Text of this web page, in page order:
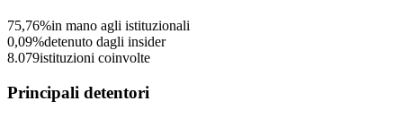
75,76%in mano agli istituzionali
0,09%detenuto dagli insider
8.079istituzioni coinvolte
Principali detentori